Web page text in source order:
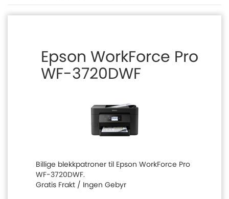
Epson WorkForce Pro
WF-3720DWF
Billige blekkpatroner til Epson WorkForce Pro
WF-3720DWF.
Gratis Frakt / Ingen Gebyr